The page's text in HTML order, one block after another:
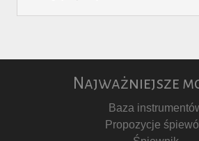
Najważniejsze
Baza
Propozycje